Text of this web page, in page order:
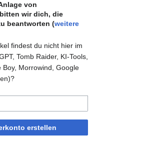
von
wir dich, die
beantworten (weitere
findest du nicht hier im
Tomb Raider, KI-Tools,
Boy, Morrowind, Google
erstellen